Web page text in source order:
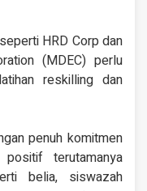
HRD Corp dan
(MDEC) perlu
reskilling dan
penuh komitmen
terutamanya
belia, siswazah